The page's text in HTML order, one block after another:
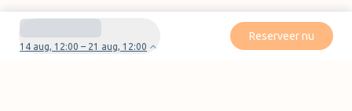
14 aug, 12:00 – 21 aug, 12:00
Reserveer nu